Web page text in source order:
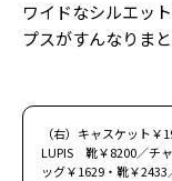
ワイドなシルエッ
プスがすんなりま
（右）キャスケット
LUPIS 靴￥8200／チ
ッグ￥1629・靴￥2433